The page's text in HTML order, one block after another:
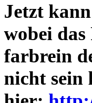
Jetzt
wobei
farbrein
nicht sein